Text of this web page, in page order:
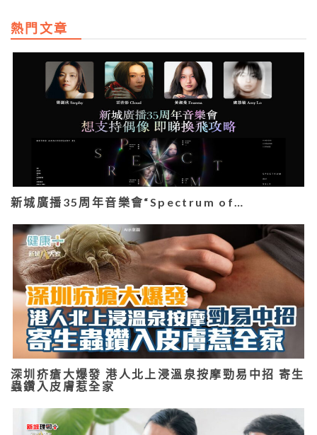
熱門文章
新城廣播35周年音樂會“Spectrum of…
深圳疥瘡大爆發 港人北上浸溫泉按摩勁易中招 寄生
蟲鑽入皮膚惹全家